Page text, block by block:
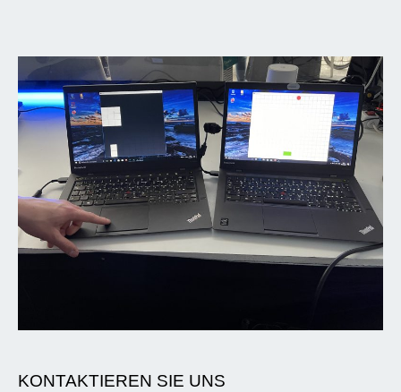
KONTAKTIEREN SIE UNS